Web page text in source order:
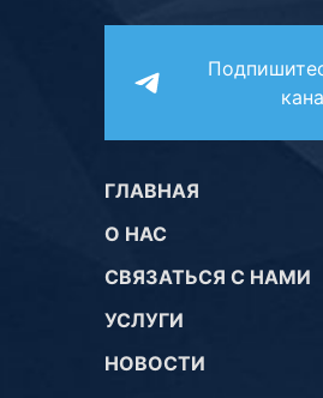
ГЛАВНАЯ
О НАС
СВЯЗАТЬСЯ С НАМИ
УСЛУГИ
НОВОСТИ